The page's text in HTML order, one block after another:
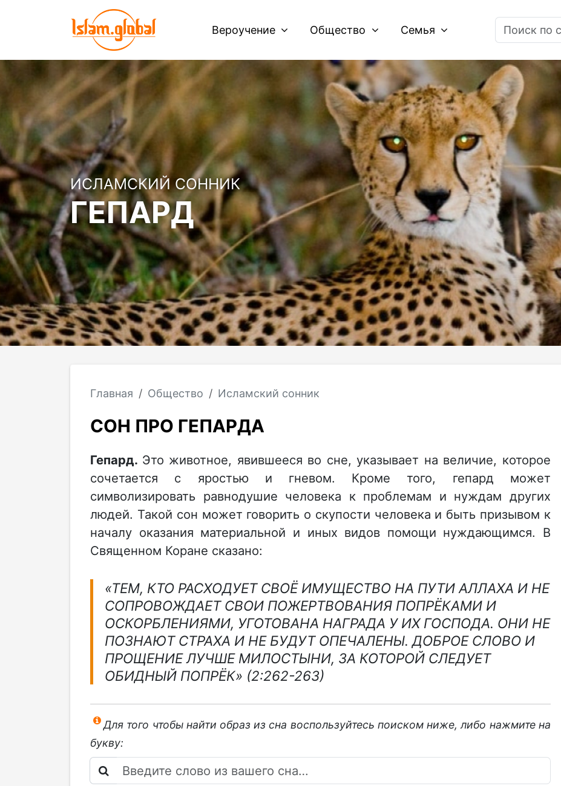
Вероучение Общество Семья
ИСЛАМСКИЙ СОННИК
ГЕПАРД
Главная Общество Исламский сонник
СОН ПРО ГЕПАРДА
Гепард. Это животное, явившееся во сне, указывает на величие, которое
сочетается с яростью и гневом. Кроме того, гепард может
символизировать равнодушие человека к проблемам и нуждам других
людей. Такой сон может говорить о скупости человека и быть призывом к
началу оказания материальной и иных видов помощи нуждающимся. В
Священном Коране сказано:
«ТЕМ, КТО РАСХОДУЕТ СВОЁ ИМУЩЕСТВО НА ПУТИ АЛЛАХА И НЕ
СОПРОВОЖДАЕТ СВОИ ПОЖЕРТВОВАНИЯ ПОПРЁКАМИ И
ОСКОРБЛЕНИЯМИ, УГОТОВАНА НАГРАДА У ИХ ГОСПОДА. ОНИ НЕ
ПОЗНАЮТ СТРАХА И НЕ БУДУТ ОПЕЧАЛЕНЫ. ДОБРОЕ СЛОВО И
ПРОЩЕНИЕ ЛУЧШЕ МИЛОСТЫНИ, ЗА КОТОРОЙ СЛЕДУЕТ
ОБИДНЫЙ ПОПРЁК» (2:262-263)
Для того чтобы найти образ из сна воспользуйтесь поиском ниже, либо нажмите на
букву: